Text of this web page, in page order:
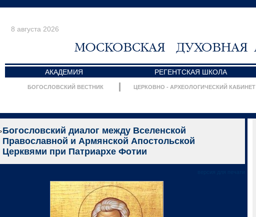
8 августа 2026
АКАДЕМИЯ РЕГЕНТСКАЯ ШКОЛА
БОГОСЛОВСКИЙ ВЕСТНИК ЦЕРКОВНО - АРХЕОЛОГИЧЕСКИЙ КАБИНЕТ
Богословский диалог между Вселенской
Православной и Армянской Апостольской
Церквями при Патриархе Фотии